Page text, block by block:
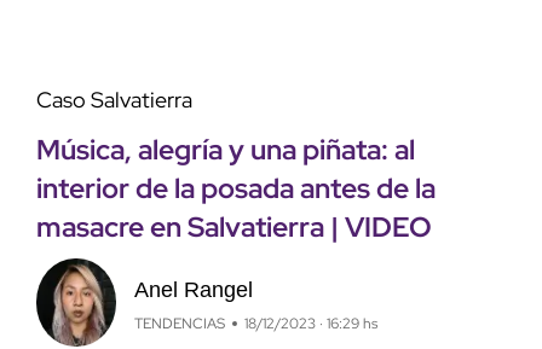
Caso Salvatierra
Música, alegría y una piñata: al
interior de la posada antes de la
masacre en Salvatierra | VIDEO
Anel Rangel
TENDENCIAS 18/12/2023 · 16:29 hs